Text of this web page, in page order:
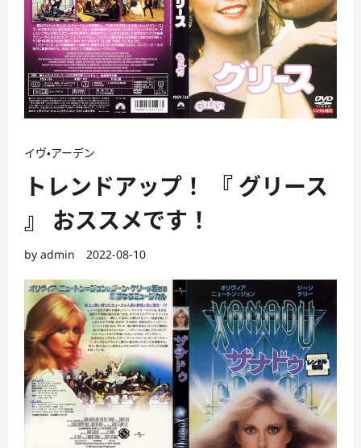
イヴ・アーデン
トレンドアップ！ 『 グリース
』 おススメです！
by admin 2022-08-10